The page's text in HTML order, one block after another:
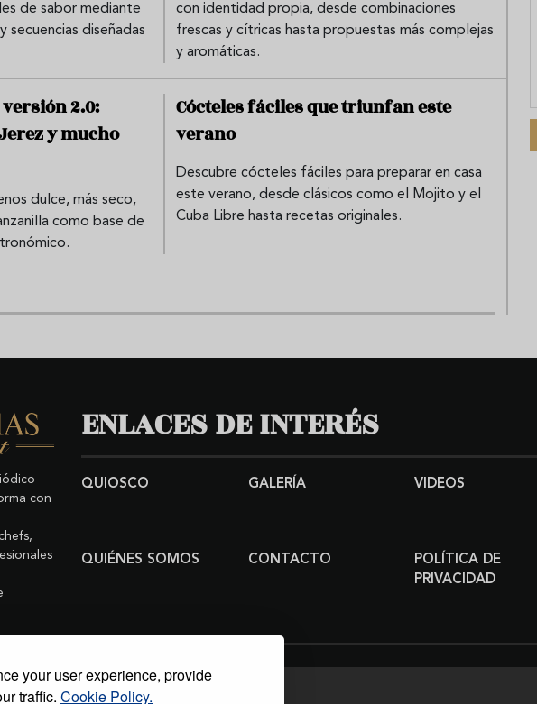
your user experience, provide
traffic. Cookie Policy.
de sabor mediante
secuencias diseñadas
con identidad propia, desde combinaciones
frescas y cítricas hasta propuestas más complejas
y aromáticas.
2.0:
y mucho
dulce, más seco,
como base de
Cócteles fáciles que triunfan este
verano
Descubre cócteles fáciles para preparar en casa
este verano, desde clásicos como el Mojito y el
Cuba Libre hasta recetas originales.
con
Gourmet.
ENLACES DE INTERÉS
QUIOSCO GALERÍA VIDEOS
QUIÉNES SOMOS CONTACTO
POLÍTICA DE
PRIVACIDAD
Buscar